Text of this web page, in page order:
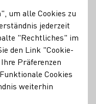
und wir wurden
Mosel, an Saale-
empfangen",
Katja Simon,
um alle Cookies zu
jederzeit
"Rechtliches" im
den Link "Cookie-
Präferenzen
Cookies
weiterhin